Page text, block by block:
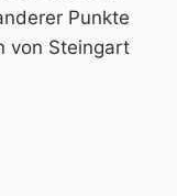
Punkte
von Steingart